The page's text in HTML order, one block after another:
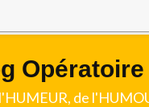
Opératoire
de